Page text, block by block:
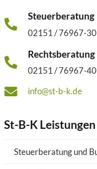
Steuerberatung
02151 / 76967-30
Rechtsberatung
02151 / 76967-40
info@st-b-k.de
St-B-K Leistungen
Steuerberatung und